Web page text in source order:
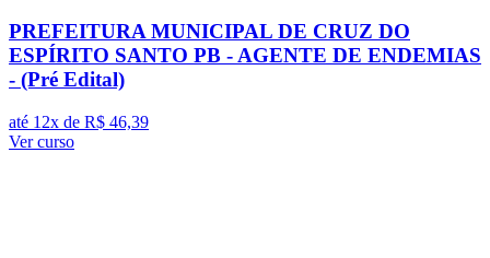
PREFEITURA MUNICIPAL DE CRUZ DO
ESPÍRITO SANTO PB - AGENTE DE ENDEMIAS
- (Pré Edital)
até 12x de R$ 46,39
Ver curso